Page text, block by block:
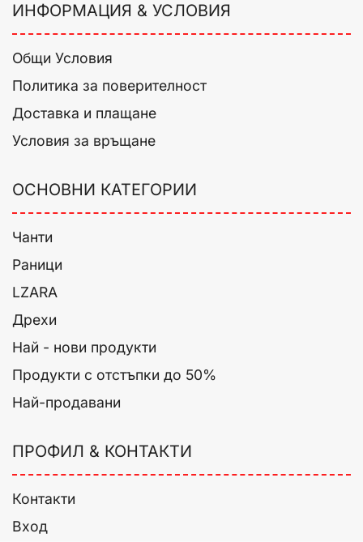
ИНФОРМАЦИЯ & УСЛОВИЯ
Общи Условия
Политика за поверителност
Доставка и плащане
Условия за връщане
ОСНОВНИ КАТЕГОРИИ
Чанти
Раници
LZARA
Дрехи
Най - нови продукти
Продукти с отстъпки до 50%
Най-продавани
ПРОФИЛ & КОНТАКТИ
Контакти
Вход